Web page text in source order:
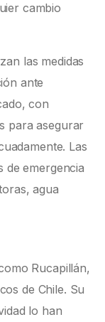
cambio
las medidas
ante
con
para asegurar
Las
de emergencia
agua
Rucapillán,
de Chile. Su
lo han